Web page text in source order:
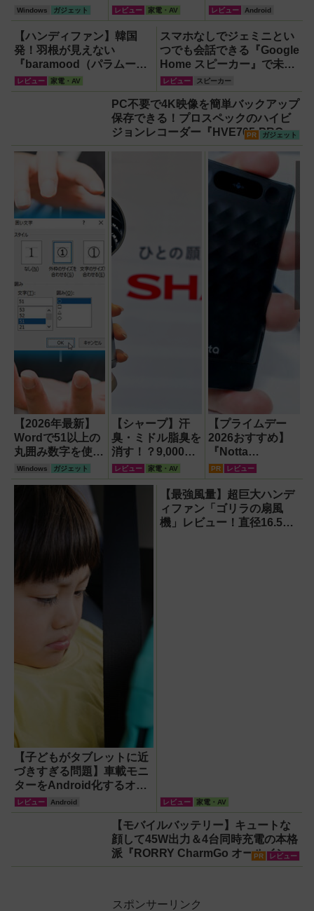
る方法
【OneDrive対
応・2026年最新
版】
Windows ガジェット
オン ポケット6 』
なら、満員電車で
も涼しい顔！
レビュー 家電・AV
を体験:プレゼ
ン、会議、リアル
タイム翻訳に使え
て8万円台！
レビュー Android
【ハンディファン】韓国
発！羽根が見えない
『baramood（パラムー
ド）』4種使い比べ
レビュー 家電・AV
スマホなしでジェミニとい
つでも会話できる『Google
Home スピーカー』で未来
がわが家にやってきた！
【なぜなぜ期対策にも】
レビュー スピーカー
PC不要で4K映像を簡単バックアップ
保存できる！プロスペックのハイビ
ジョンレコーダー『HVE705-PRO』
PR ガジェット
【2026年最新】
Wordで51以上の
丸囲み数字を使い
たいなら「囲い文
字」で作る
【Windows】
Windows ガジェット
【シャープ】汗
臭・ミドル脂臭を
消す！？9,000円
超でも売れる高級
ハンディファン
『PJ-HS01』が
レビュー 家電・AV
【プライムデー
2026おすすめ】
『Notta
Memo（ノッタ メ
モ）Type C』録
音からAI自動文字
起こし・翻訳・要
約までこなすAIボ
PR レビュー
【子どもがタブレットに近
づきすぎる問題】車載モニ
ターをAndroid化するオッ
トキャスト「OTTOAIBOX
P3 Pro」を試してみた結果
レビュー Android
【最強風量】超巨大ハンデ
ィファン「ゴリラの扇風
機」レビュー！直径16.5cm
レビュー 家電・AV
【モバイルバッテリー】キュートな
顔して45W出力＆4台同時充電の本格
派『RORRY CharmGo オールインミ
ニ』でスマホもモバイルファンもノ
PR レビュー
スポンサーリンク